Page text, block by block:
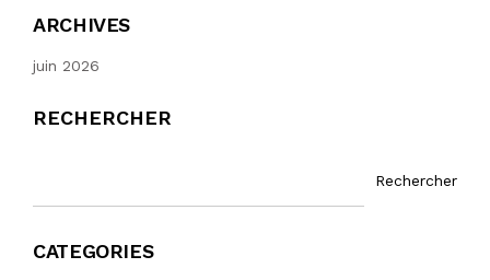
ARCHIVES
juin 2026
RECHERCHER
Rechercher
CATEGORIES